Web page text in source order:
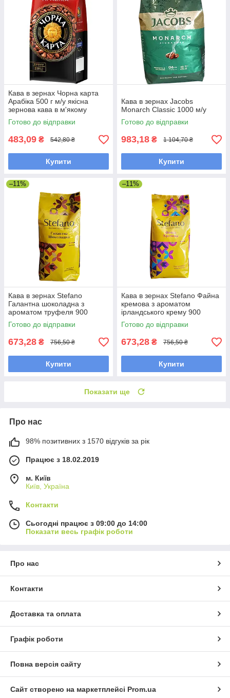
Кава в зернах Чорна карта
Арабіка 500 г м/у якісна
зернова кава в м'якому
пакованні
Готово до відправки
483,09 ₴ 542,80 ₴
Купити
Кава в зернах Jacobs
Monarch Classic 1000 м/у
Готово до відправки
983,18 ₴ 1 104,70 ₴
Купити
–11%
Кава в зернах Stefano
Галантна шоколадна з
ароматом труфеля 900
грамів
Готово до відправки
673,28 ₴ 756,50 ₴
Купити
–11%
Кава в зернах Stefano Файна
кремова з ароматом
ірландського крему 900
грамів
Готово до відправки
673,28 ₴ 756,50 ₴
Купити
Показати ще
Про нас
98% позитивних з 1570 відгуків за рік
Працює з 18.02.2019
м. Київ
Київ, Україна
Контакти
Сьогодні працює з 09:00 до 14:00
Показати весь графік роботи
Про нас
Контакти
Доставка та оплата
Графік роботи
Повна версія сайту
Сайт створено на маркетплейсі Prom.ua